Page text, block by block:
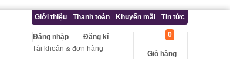
Giới thiệu Thanh toán Khuyến mãi Tin tức
Đăng kí
Đăng nhập
Tài khoản & đơn hàng
Giỏ hàng
0